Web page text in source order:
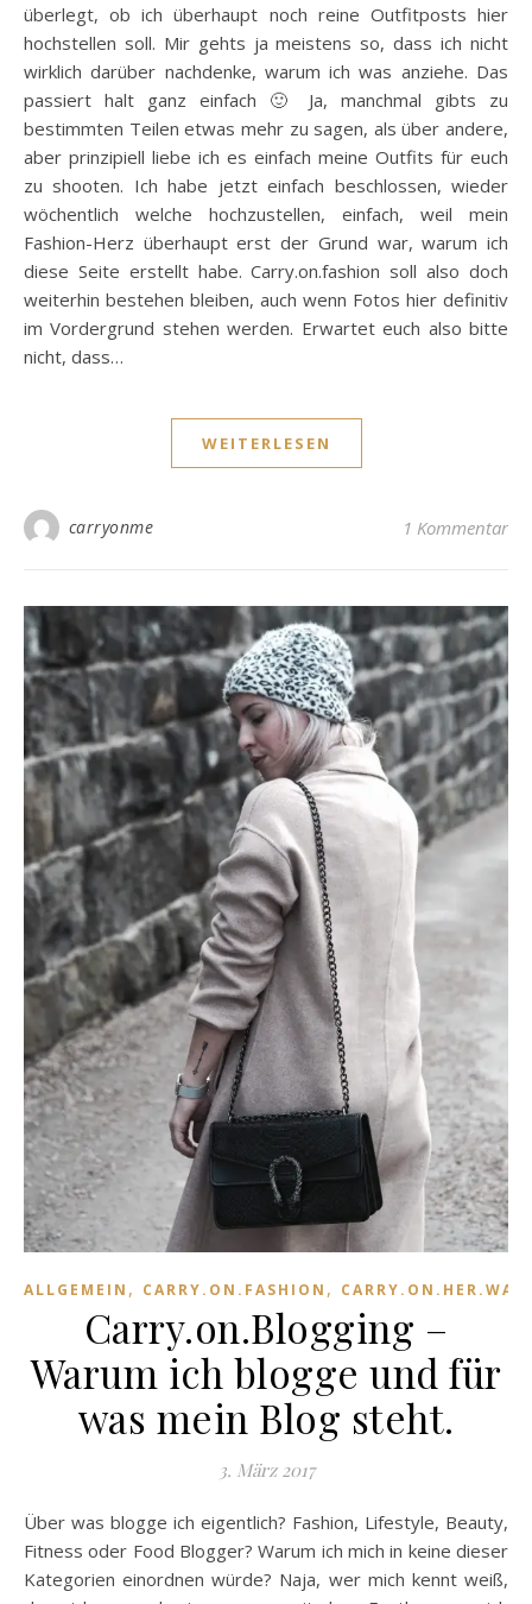
überlegt, ob ich überhaupt noch reine Outfitposts hier
hochstellen soll. Mir gehts ja meistens so, dass ich nicht
wirklich darüber nachdenke, warum ich was anziehe. Das
passiert halt ganz einfach 🙂 Ja, manchmal gibts zu
bestimmten Teilen etwas mehr zu sagen, als über andere,
aber prinzipiell liebe ich es einfach meine Outfits für euch
zu shooten. Ich habe jetzt einfach beschlossen, wieder
wöchentlich welche hochzustellen, einfach, weil mein
Fashion-Herz überhaupt erst der Grund war, warum ich
diese Seite erstellt habe. Carry.on.fashion soll also doch
weiterhin bestehen bleiben, auch wenn Fotos hier definitiv
im Vordergrund stehen werden. Erwartet euch also bitte
nicht, dass…
WEITERLESEN
carryonme 1 Kommentar
ALLGEMEIN , CARRY.ON.FASHION ,
Carry.on.Blogging –
Warum ich blogge und für
was mein Blog steht.
3. März 2017
Über was blogge ich eigentlich? Fashion, Lifestyle, Beauty,
Fitness oder Food Blogger? Warum ich mich in keine dieser
Kategorien einordnen würde? Naja, wer mich kennt weiß,